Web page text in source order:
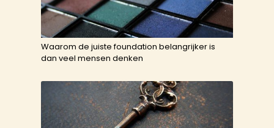
Waarom de juiste foundation belangrijker is
dan veel mensen denken